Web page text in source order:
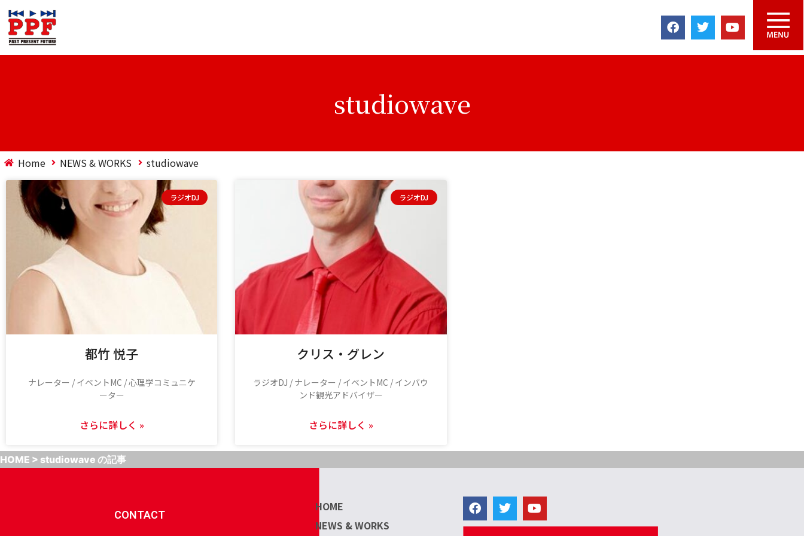
studiowave
Home NEWS & WORKS studiowave
ラジオDJ
都竹 悦子
ナレーター / イベントMC / 心理学コミュニケ
ーター
さらに詳しく »
ラジオDJ
クリス・グレン
ラジオDJ / ナレーター / イベントMC / インバウ
ンド観光アドバイザー
さらに詳しく »
HOME > studiowave の記事
CONTACT
HOME
NEWS & WORKS